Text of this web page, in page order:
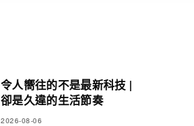
令人嚮往的不是最新科技 |
卻是久違的生活節奏
2026-08-06